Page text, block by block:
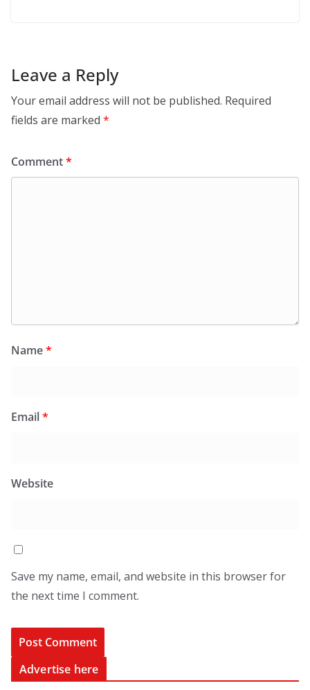
Leave a Reply
Your email address will not be published. Required
fields are marked *
Comment*
Name*
Email*
Website
Save my name, email, and website in this browser for
the next time I comment.
Advertise here